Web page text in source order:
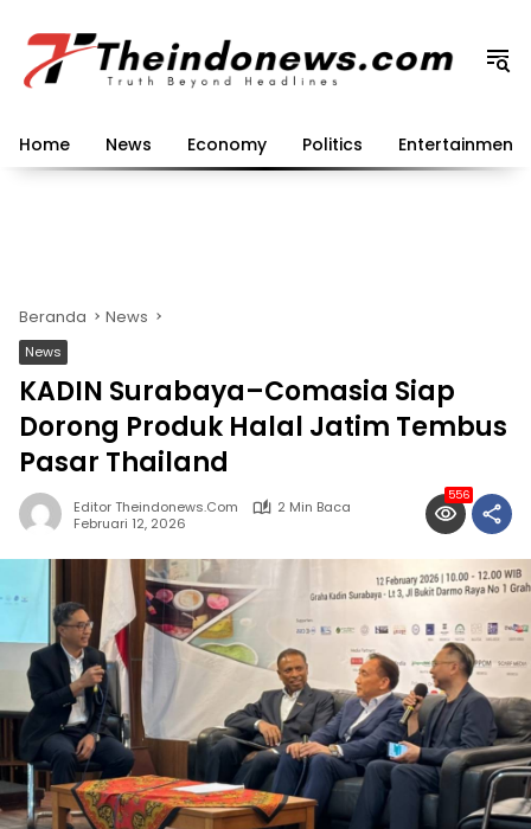
konten
Home News Economy Politics Entertainment
Beranda News
News
KADIN Surabaya–Comasia Siap
Dorong Produk Halal Jatim Tembus
Pasar Thailand
Editor Theindonews.com
2 Min Baca
Februari 12, 2026
556